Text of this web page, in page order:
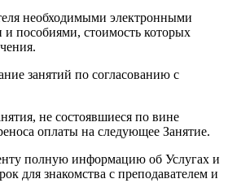
необходимыми электронными
пособиями, стоимость которых
занятий по согласованию с
не состоявшиеся по вине
оплаты на следующее Занятие.
полную информацию об Услугах и
для знакомства с преподавателем и